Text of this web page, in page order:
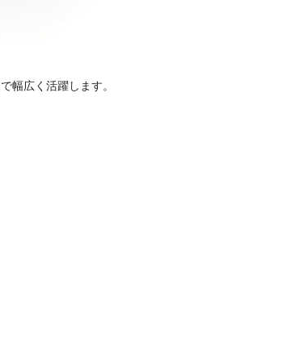
幅広く活躍します。